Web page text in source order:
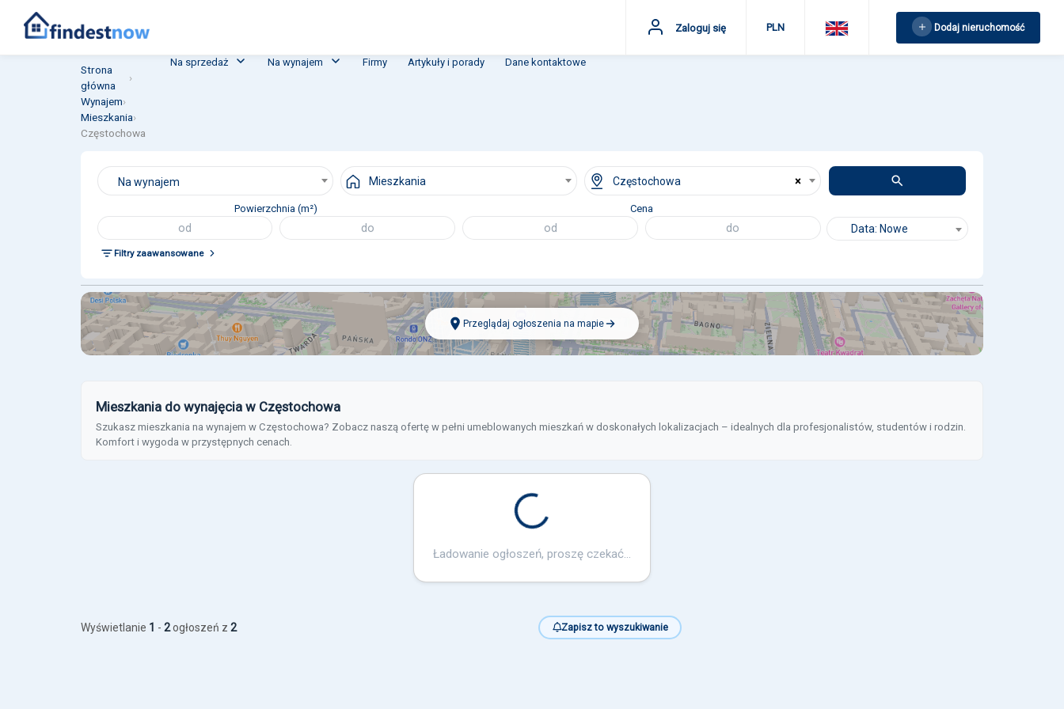
Dodaj nieruchomość
PLN
Zaloguj się
Na sprzedaż Na wynajem Firmy Artykuły i porady Dane kontaktowe
Strona
główna
›
Wynajem›
Mieszkania›
Częstochowa
Na wynajem Mieszkania ×
Częstochowa
Powierzchnia (m²) Cena
Filtry zaawansowane
Data: Nowe
Przeglądaj ogłoszenia na mapie
Mieszkania do wynajęcia w Częstochowa
Szukasz mieszkania na wynajem w Częstochowa? Zobacz naszą ofertę w pełni umeblowanych mieszkań w doskonałych lokalizacjach – idealnych dla profesjonalistów, studentów i rodzin.
Komfort i wygoda w przystępnych cenach.
Loading...
Ładowanie ogłoszeń, proszę czekać...
Wyświetlanie 1 - 2ogłoszeń z 2 Zapisz to wyszukiwanie